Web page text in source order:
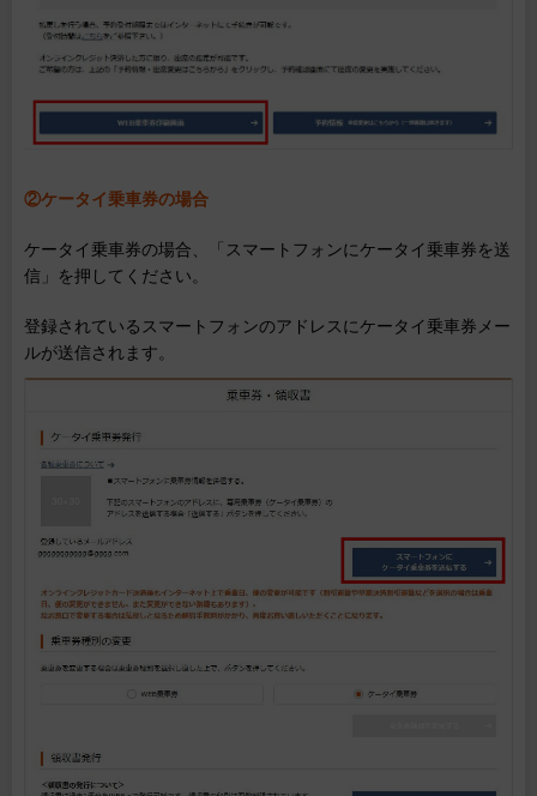
②ケータイ乗車券の場合
ケータイ乗車券の場合、「スマートフォンにケータイ乗車券を送
信」を押してください。
登録されているスマートフォンのアドレスにケータイ乗車券メー
ルが送信されます。